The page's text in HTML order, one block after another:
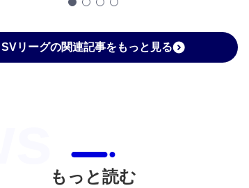
SVリーグの関連記事をもっと見る
もっと読む